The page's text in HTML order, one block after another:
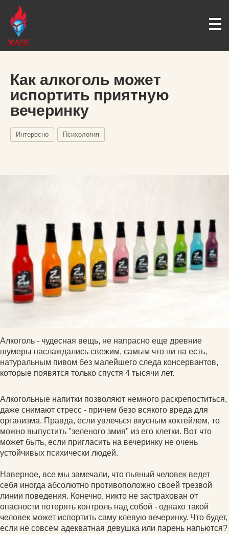
Как алкоголь может
испортить приятную
вечеринку
Интересно Психология
Алкоголь - чудесная вещь, не напрасно еще древние
шумеры наслаждались свежим, самым что ни на есть,
натуральным пивом без малейшего следа консервантов,
которые появятся только спустя 4 тысячи лет.
Алкогольные напитки позволяют немного раскрепоститься,
даже снимают стресс - причем безо всякого вреда для
организма. Правда, если увлечься вкусным коктейлем, то
можно выпустить "зеленого змия" из его клетки. Вот что
может быть, если пригласить на вечеринку не очень
устойчивых психически людей.
Наверное, все мы замечали, что пьяный человек ведет
себя иногда абсолютно противоположно своей трезвой
линии поведения. Конечно, никто не застрахован от
опасности потерять контроль над собой - однако такой
человек может испортить саму клевую вечеринку. Что будет,
если не совсем адекватная девушка или парень напьются?